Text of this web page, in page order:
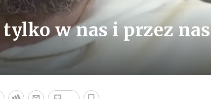
tylko w nas i przez nas